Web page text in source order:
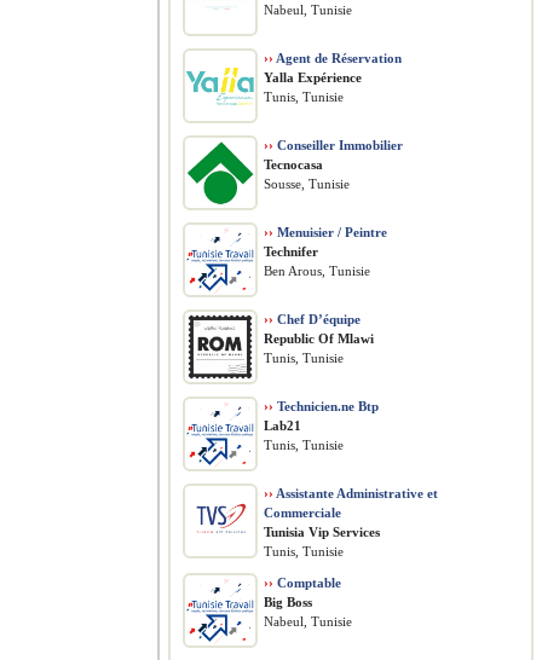
Nabeul, Tunisie
›› Agent de Réservation
Yalla Expérience
Tunis, Tunisie
›› Conseiller Immobilier
Tecnocasa
Sousse, Tunisie
›› Menuisier / Peintre
Technifer
Ben Arous, Tunisie
›› Chef D’équipe
Republic Of Mlawi
Tunis, Tunisie
›› Technicien.ne Btp
Lab21
Tunis, Tunisie
›› Assistante Administrative et
Commerciale
Tunisia Vip Services
Tunis, Tunisie
›› Comptable
Big Boss
Nabeul, Tunisie